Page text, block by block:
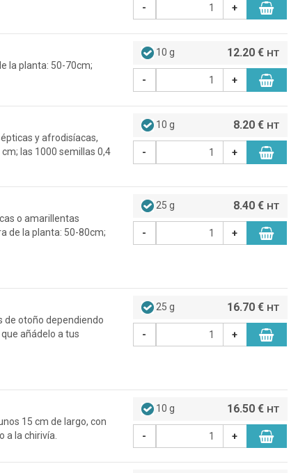
- +
la planta: 50-70cm;
10 g 12.20 € HT
- +
y afrodisíacas,
las 1000 semillas 0,4
10 g 8.20 € HT
- +
o amarillentas
de la planta: 50-80cm;
25 g 8.40 € HT
- +
de otoño dependiendo
añádelo a tus
25 g 16.70 € HT
- +
15 cm de largo, con
a la chirivía.
10 g 16.50 € HT
- +